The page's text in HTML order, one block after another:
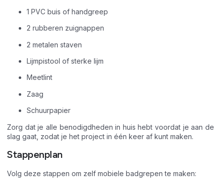
1 PVC buis of handgreep
2 rubberen zuignappen
2 metalen staven
Lijmpistool of sterke lijm
Meetlint
Zaag
Schuurpapier
Zorg dat je alle benodigdheden in huis hebt voordat je aan de
slag gaat, zodat je het project in één keer af kunt maken.
Stappenplan
Volg deze stappen om zelf mobiele badgrepen te maken: